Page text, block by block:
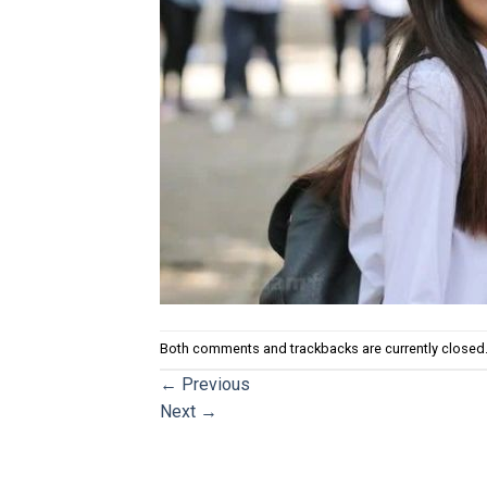
Both comments and trackbacks are currently closed.
← Previous
Next →